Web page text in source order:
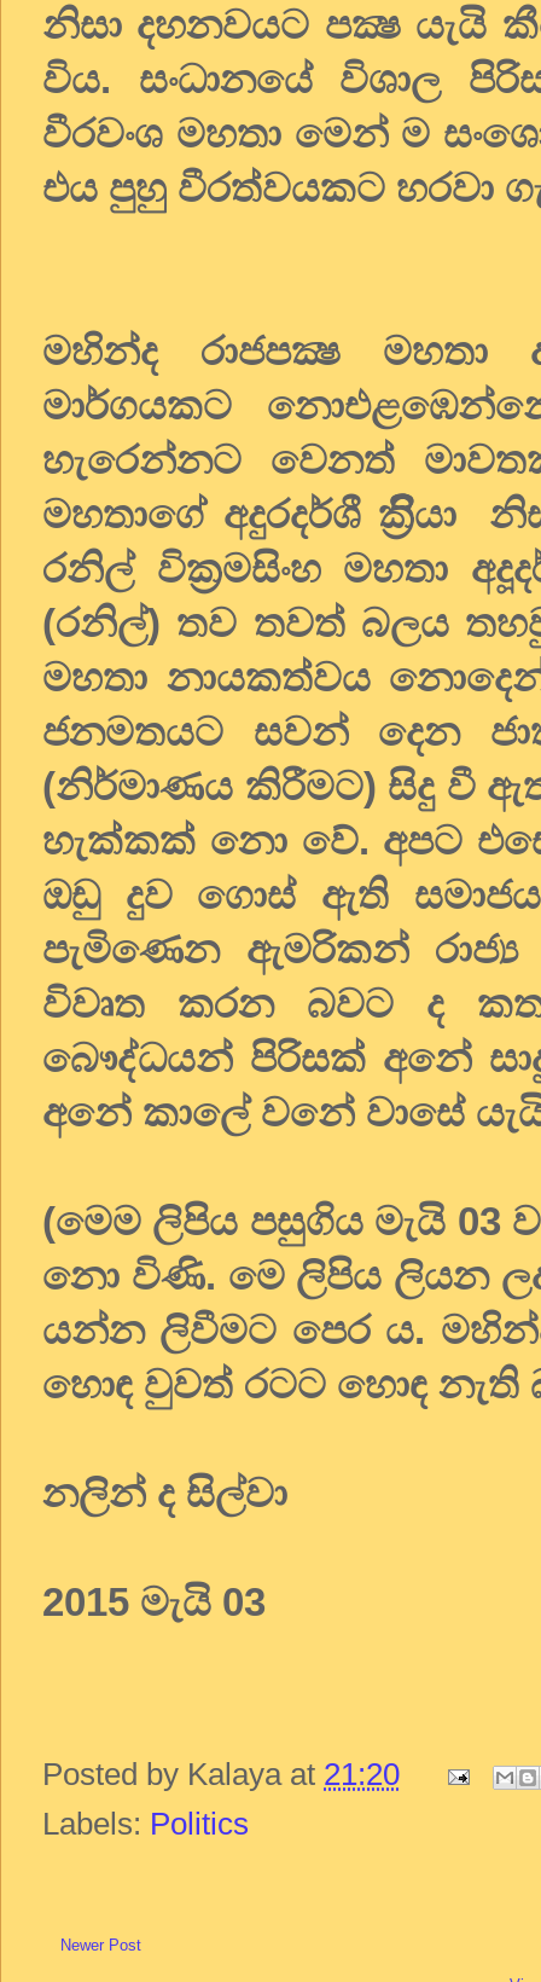
නිසා දහනවයට පක්‍ෂ යැයි
විය. සංධානයේ විශාල
වීරවංශ මහතා මෙන් ම
එය පුහු වීරත්වයකට හරවා
මහින්ද රාජපක්‍ෂ මහතා
මාර්ගයකට
හැරෙන්නට වෙනත්
මහතාගේ අදුරදර්ශී
රනිල් වික්‍රමසිංහ මහතා
(රනිල්) තව තවත් බලය
මහතා නායකත්වය
ජනමතයට සවන් දෙන
(නිර්මාණය කිරීමට) සිදු වී
හැක්කක් නො වේ. අපට
ඔඩු දුව ගොස් ඇති
පැමිණෙන ඇමරිකන්
විවෘත කරන බවට ද
බෞද්ධයන් පිරිසක් අනේ
අනේ කාලේ වනේ වාසේ
(මෙම ලිපිය පසුගිය මැයි 03
නො විණි. මෙ ලිපිය ලියන
යන්න ලිවීමට පෙර ය.
හොඳ වුවත් රටට හොඳ නැති
නලින් ද සිල්වා
2015 මැයි 03
Posted by Kalaya at 21:20
Labels: Politics
Newer Post